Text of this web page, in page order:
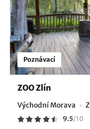
Poznávací
ZOO Zlín
Východní Morava
9.5/10